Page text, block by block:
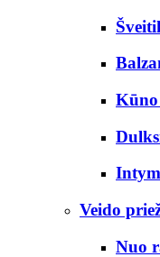
Veido
Nuo